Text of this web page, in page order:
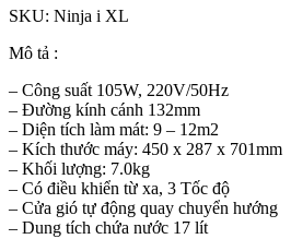
SKU: Ninja i XL
Mô tả :
– Công suất 105W, 220V/50Hz
– Đường kính cánh 132mm
– Diện tích làm mát: 9 – 12m2
– Kích thước máy: 450 x 287 x 701mm
– Khối lượng: 7.0kg
– Có điều khiển từ xa, 3 Tốc độ
– Cửa gió tự động quay chuyển hướng
– Dung tích chứa nước 17 lít